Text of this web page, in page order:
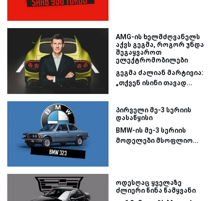
AMG-ის ხელმძღვანელს
აქვს გეგმა, როგორ უნდა
შეგაყვაროთ
ელექტრომობილები
გეგმა ძალიან მარტივია:
„თქვენ ისინი თავად...
პირველი მე-3 სერიის
დასაწყისი
BMW-ის მე-3 სერიის
მოდელები მსოფლიო...
ოდესღაც ყველაზე
ძლიერი წინა წამყვანი